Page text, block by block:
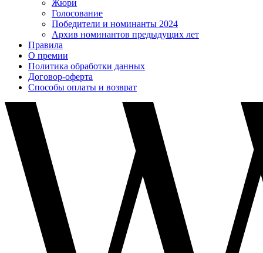
Жюри
Голосование
Победители и номинанты 2024
Архив номинантов предыдущих лет
Правила
О премии
Политика обработки данных
Договор-оферта
Способы оплаты и возврат